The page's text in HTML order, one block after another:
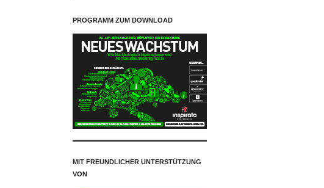
PROGRAMM ZUM DOWNLOAD
MIT FREUNDLICHER UNTERSTÜTZUNG
VON